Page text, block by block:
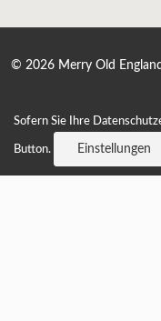
© 2026 Merry Old
Sofern Sie Ihre
Button. Einstellungen